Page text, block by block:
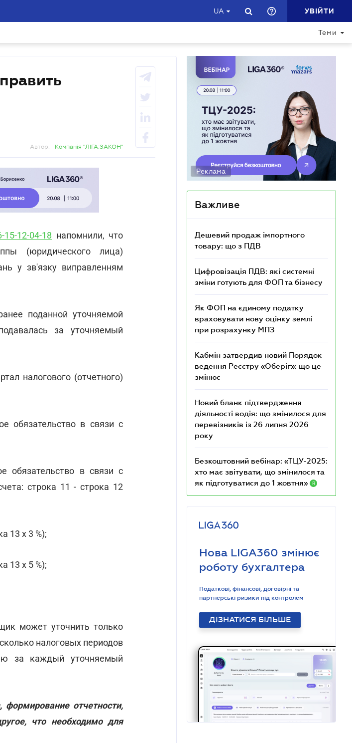
UA УВІЙТИ
Теми
Автор: Компанія "ЛІГА:ЗАКОН"
12-04-18 напомнили, что
(юридического лица)
у зв'язку виправленням
поданной уточняемой
за уточняемый
налогового (отчетного)
обязательство в связи с
обязательство в связи с
строка 11 - строка 12
13 х 3 %);
13 х 5 %);
может уточнить только
налоговых периодов
за каждый уточняемый
отчетности,
что необходимо для
Реклама
Важливе
Дешевий продаж імпортного
товару: що з ПДВ
Цифровізація ПДВ: які системні
зміни готують для ФОП та бізнесу
Як ФОП на єдиному податку
враховувати нову оцінку землі
при розрахунку МПЗ
Кабмін затвердив новий Порядок
ведення Реєстру «Оберіг»: що це
змінює
Новий бланк підтвердження
діяльності водія: що змінилося для
перевізників із 26 липня 2026
року
Безкоштовний вебінар: «ТЦУ-2025:
хто має звітувати, що змінилося та
як підготуватися до 1 жовтня»
R
Нова LIGA360 змінює
роботу бухгалтера
Податкові, фінансові, договірні та
партнерські ризики під контролем
ДІЗНАТИСЯ БІЛЬШЕ